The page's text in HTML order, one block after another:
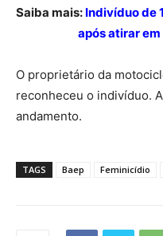
Saiba mais: Indivíduo de
após atirar
O proprietário da
reconheceu o indivíduo.
andamento.
TAGS Baep Feminicídio